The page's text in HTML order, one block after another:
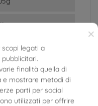
Giallo 18kt
×
scopi legati a
finalità quella di
e mostrare metodi di
parti per social
utilizzati per offrire